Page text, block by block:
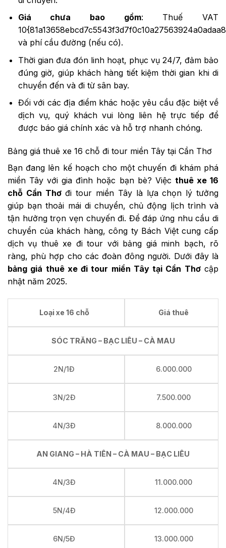
Giá chưa bao gồm: Thuế VAT
và phí cầu đường (nếu có).
Thời gian đưa đón linh hoạt, phục vụ 24/7, đảm bảo
đúng giờ, giúp khách hàng tiết kiệm thời gian khi di
chuyển đến và đi từ sân bay.
Đối với các địa điểm khác hoặc yêu cầu đặc biệt về
dịch vụ, quý khách vui lòng liên hệ trực tiếp để
được báo giá chính xác và hỗ trợ nhanh chóng.
Bảng giá thuê xe 16 chỗ đi tour miền Tây tại Cần Thơ
Bạn đang lên kế hoạch cho một chuyến đi khám phá
miền Tây với gia đình hoặc bạn bè? Việc thuê xe 16
chỗ Cần Thơđi tour miền Tây là lựa chọn lý tưởng
giúp bạn thoải mái di chuyển, chủ động lịch trình và
tận hưởng trọn vẹn chuyến đi. Để đáp ứng nhu cầu di
chuyển của khách hàng, công ty Bách Việt cung cấp
dịch vụ thuê xe đi tour với bảng giá minh bạch, rõ
ràng, phù hợp cho các đoàn đông người. Dưới đây là
bảng giá thuê xe đi tour miền Tây tại Cần Thơcập
nhật năm 2025.
Loại xe 16 chỗ Giá thuê
SÓC TRĂNG – BẠC LIÊU – CÀ MAU
2N/1Đ 6.000.000
3N/2Đ 7.500.000
4N/3Đ 8.000.000
AN GIANG – HÀ TIÊN – CÀ MAU – BẠC LIÊU
4N/3Đ 11.000.000
5N/4Đ 12.000.000
6N/5Đ 13.000.000